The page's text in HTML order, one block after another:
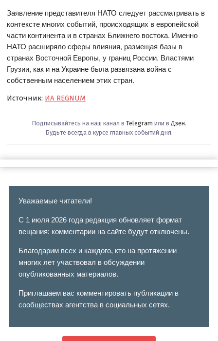
Заявление представителя НАТО следует рассматривать в
контексте многих событий, происходящих в европейской
части континента и в странах Ближнего востока. Именно
НАТО расширяло сферы влияния, размещая базы в
странах Восточной Европы, у границ России. Властями
Грузии, как и на Украине была развязана война с
собственным населением этих стран.
Источник: ИА REGNUM
Подписывайтесь на наш канал в Telegram или в Дзен.
Будьте всегда в курсе главных событий дня.
Уважаемые читатели!
С 1 июля 2026 года редакция обновляет формат
вещания: комментарии на сайте будут отключены.
Благодарим всех и каждого, кто на протяжении
многих лет участвовал в обсуждении
опубликованных материалов.
Приглашаем вас комментировать публикации в
сообществах агентства в социальных сетях.